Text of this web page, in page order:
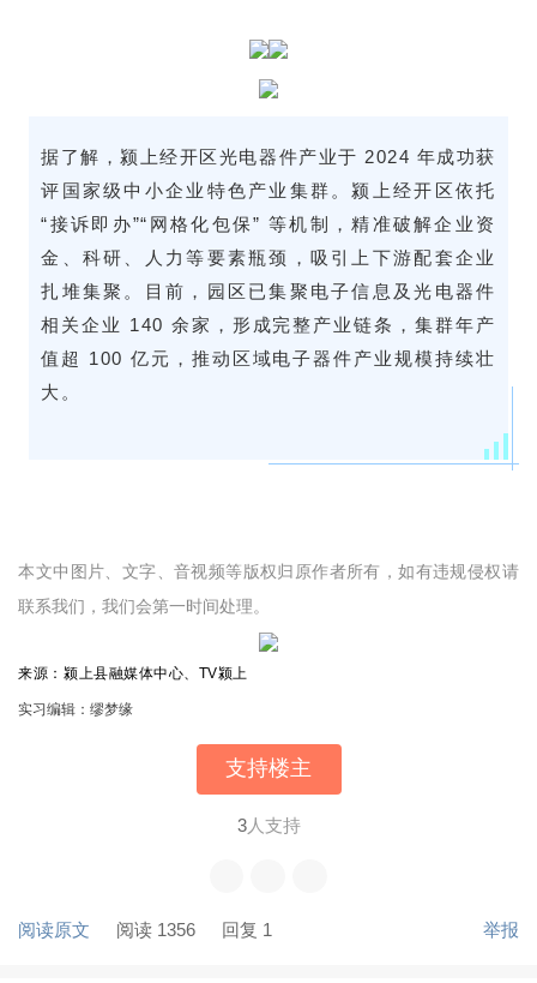
据了解，颍上经开区光电器件产业于 2024 年成功获
评国家级中小企业特色产业集群。颍上经开区依托
“接诉即办”“网格化包保” 等机制，精准破解企业资
金、科研、人力等要素瓶颈，吸引上下游配套企业
扎堆集聚。目前，园区已集聚电子信息及光电器件
相关企业 140 余家，形成完整产业链条，集群年产
值超 100 亿元，推动区域电子器件产业规模持续壮
大。
本文中图片、文字、音视频等版权归原作者所有，如有违规侵权请
联系我们，我们会第一时间处理。
来源：颍上县融媒体中心、TV颍上
实习编辑：缪梦缘
支持楼主
3人支持
阅读原文 阅读 1356 回复 1 举报